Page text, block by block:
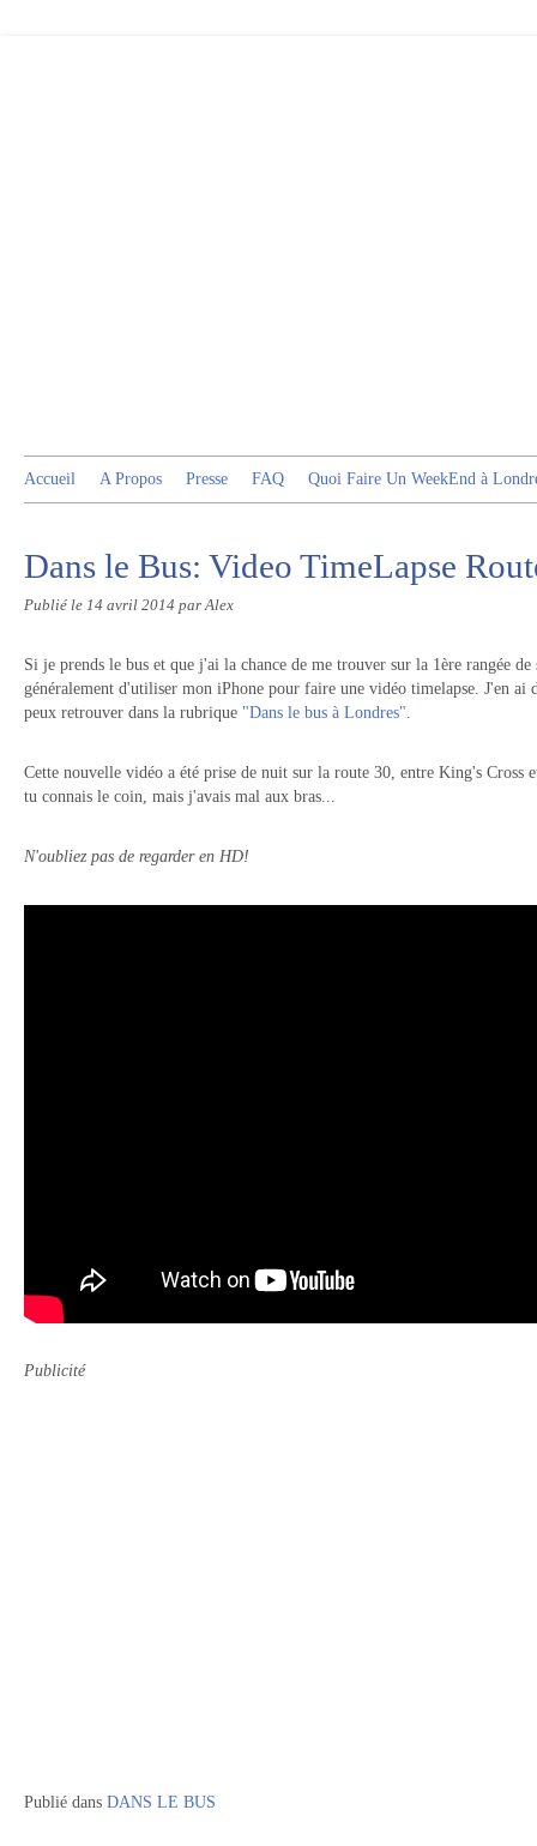
Accueil A Propos Presse FAQ Quoi Faire Un WeekEnd à
Dans le Bus: Video TimeLapse
Publié le 14 avril 2014 par Alex
Si je prends le bus et que j'ai la chance de me trouver sur la 1ère rangée de
généralement d'utiliser mon iPhone pour faire une vidéo timelapse. J'en ai
peux retrouver dans la rubrique "Dans le bus à Londres".
Cette nouvelle vidéo a été prise de nuit sur la route 30, entre King's Cross
tu connais le coin, mais j'avais mal aux bras...
N'oubliez pas de regarder en HD!
Publicité
Publié dans DANS LE BUS